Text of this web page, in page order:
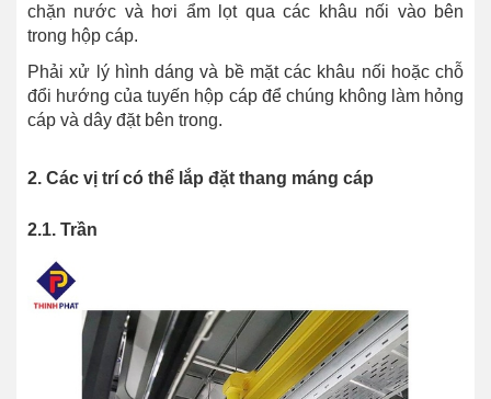
chặn nước và hơi ẩm lọt qua các khâu nối vào bên
trong hộp cáp.
Phải xử lý hình dáng và bề mặt các khâu nối hoặc chỗ
đổi hướng của tuyến hộp cáp để chúng không làm hỏng
cáp và dây đặt bên trong.
2. Các vị trí có thể lắp đặt thang máng cáp
2.1. Trần